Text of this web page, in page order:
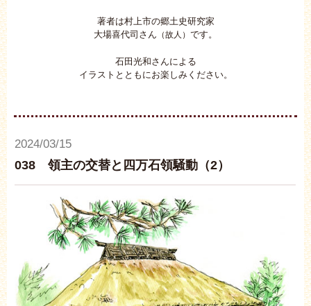
著者は村上市の郷土史研究家
大場喜代司さん （故人） です。
石田光和さんによる
イラストとともにお楽しみください。
2024/03/15
038 領主の交替と四万石領騒動（2）